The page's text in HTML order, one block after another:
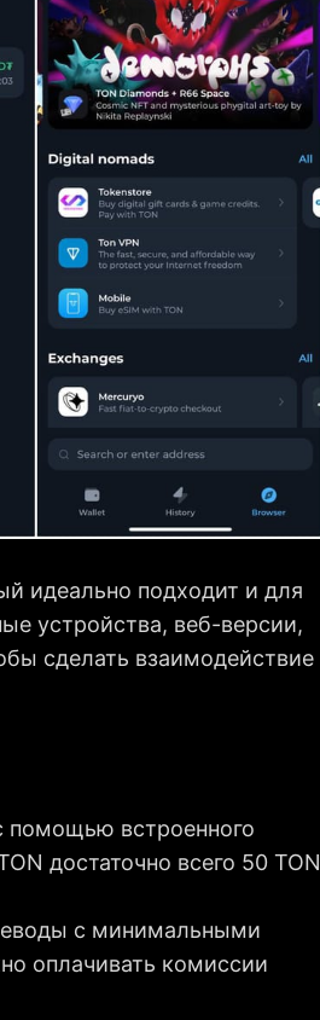
идеально подходит и для
устройства, веб-версии,
сделать взаимодействие
помощью встроенного
достаточно всего 50 TON
с минимальными
оплачивать комиссии